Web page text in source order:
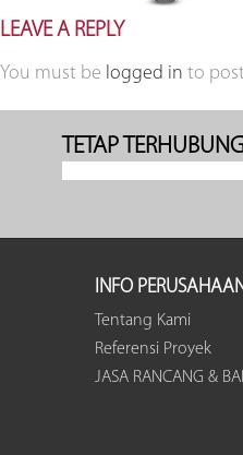
LEAVE A REPLY
You must be logged in to
TETAP
INFO
Tentang Kami
Referensi Proyek
JASA RANCANG &